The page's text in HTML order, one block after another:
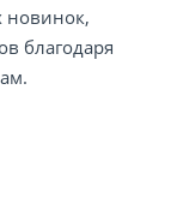
новинок,
благодаря